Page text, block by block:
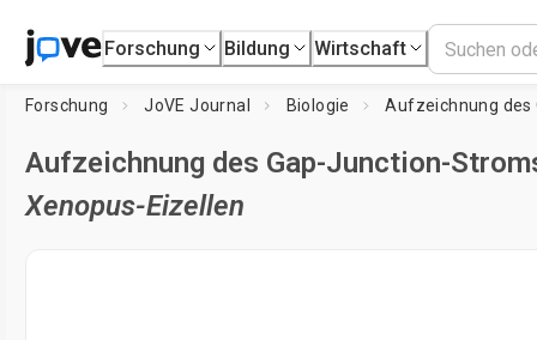
Forschung Bildung Wirtschaft
Forschung JoVE Journal Biologie
Aufzeichnung des Gap-Junction-
Xenopus-Eizellen